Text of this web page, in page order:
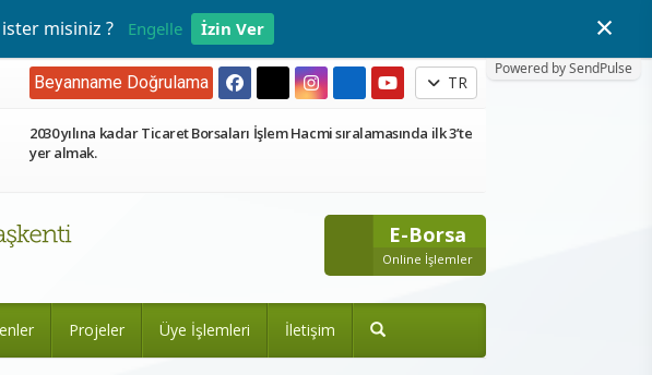
misiniz ? Engelle İzin Ver
Powered by SendPulse
×
TR
Beyanname Doğrulama
2030 yılına kadar Ticaret Borsaları İşlem Hacmi sıralamasında ilk 3’te
yer almak.
E-Borsa
Online İşlemler
Projeler Üye İşlemleri İletişim